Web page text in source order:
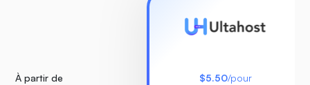
À partir de $5.50/pour